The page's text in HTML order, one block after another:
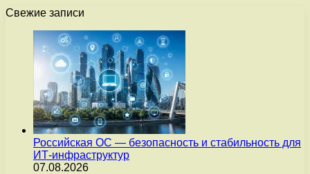
Свежие записи
Российская ОС — безопасность и стабильность для
ИТ-инфраструктур
07.08.2026